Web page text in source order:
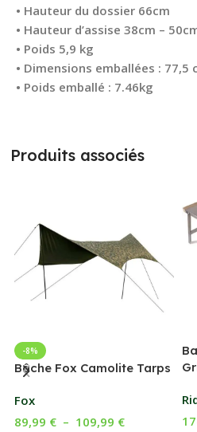
• Hauteur du dossier 66cm
• Hauteur d’assise 38cm –
• Poids 5,9 kg
• Dimensions emballées : 77,5
• Poids emballé : 7.46kg
Produits associés
-8%
Bâche Fox Camolite Tarps
Fox
89,99 € – 109,99 €